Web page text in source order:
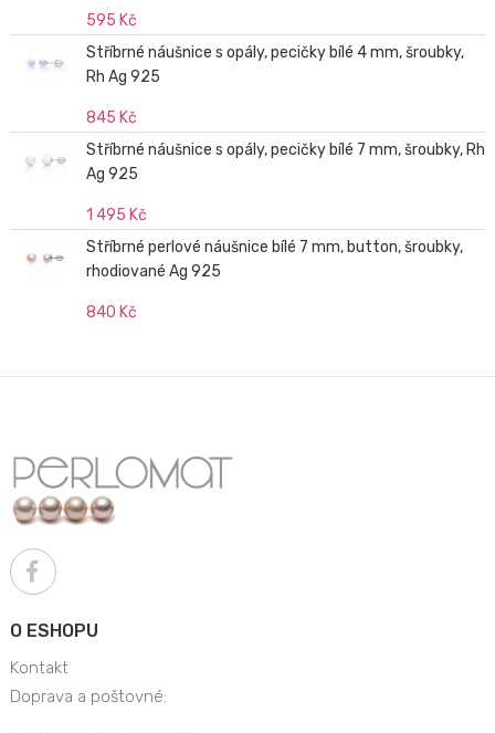
595 Kč
Stříbrné náušnice s opály, pecičky bílé 4 mm, šroubky,
Rh Ag 925
845 Kč
Stříbrné náušnice s opály, pecičky bílé 7 mm, šroubky, Rh
Ag 925
1 495 Kč
Stříbrné perlové náušnice bílé 7 mm, button, šroubky,
rhodiované Ag 925
840 Kč
O ESHOPU
Kontakt
Doprava a poštovné: